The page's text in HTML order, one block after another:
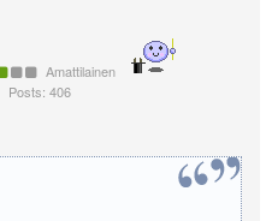
Amattilainen
Posts: 406